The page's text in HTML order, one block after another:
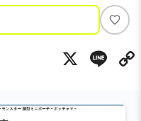
い
ね
X